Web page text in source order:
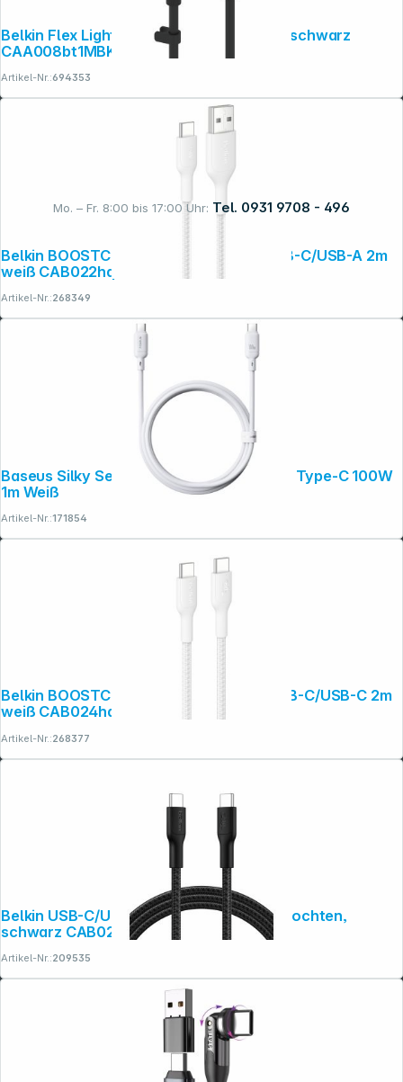
Mo. – Fr. 8:00 bis 17:00 Uhr: Tel. 0931 9708 - 496
Belkin Flex Lightning/USB-A 1m mfi zert., schwarz
CAA008bt1MBK
Artikel-Nr.:694353
Belkin BOOSTCHARGE geflocht.Kab. USB-C/USB-A 2m
weiß CAB022hq2MWH
Artikel-Nr.:268349
Baseus Silky Series Ladekabel Type-C to Type-C 100W
1m Weiß
Artikel-Nr.:171854
Belkin BOOSTCHARGE gefl.Kab. 60W USB-C/USB-C 2m
weiß CAB024hq2mWH
Artikel-Nr.:268377
Belkin USB-C/USB-c Kabel 240W 2m geflochten,
schwarz CAB025hq2MBK
Artikel-Nr.:209535
Rechtliches
Folgen Sie uns auf